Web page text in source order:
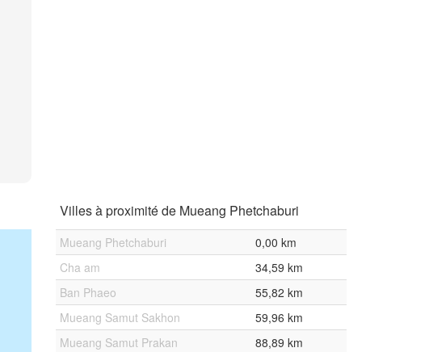
Villes à proximité de Mueang Phetchaburi
Mueang Phetchaburi
0,00 km
Cha am
34,59 km
Ban Phaeo
55,82 km
Mueang Samut Sakhon
59,96 km
Mueang Samut Prakan
88,89 km